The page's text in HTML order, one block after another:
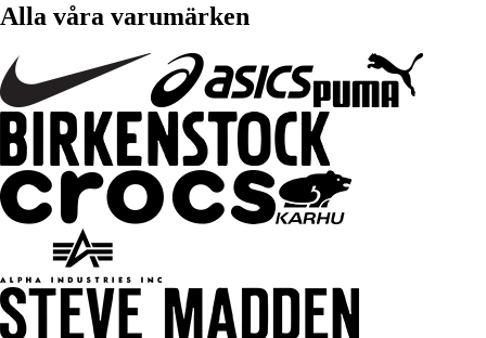
Alla våra varumärken